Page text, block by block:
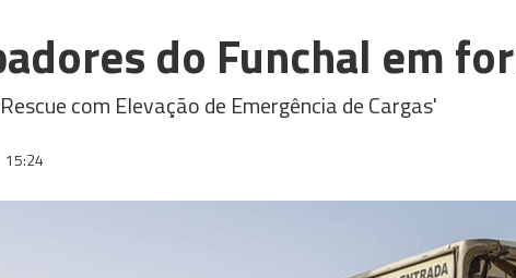
do Funchal em
com Elevação de Emergência de Cargas'
15:24